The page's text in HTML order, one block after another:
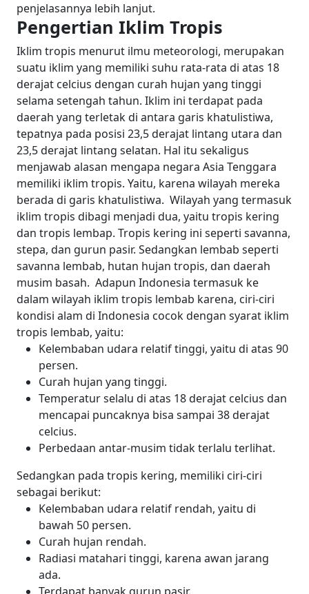
penjelasannya lebih lanjut.
Pengertian Iklim Tropis
Iklim tropis menurut ilmu meteorologi, merupakan
suatu iklim yang memiliki suhu rata-rata di atas 18
derajat celcius dengan curah hujan yang tinggi
selama setengah tahun. Iklim ini terdapat pada
daerah yang terletak di antara garis khatulistiwa,
tepatnya pada posisi 23,5 derajat lintang utara dan
23,5 derajat lintang selatan. Hal itu sekaligus
menjawab alasan mengapa negara Asia Tenggara
memiliki iklim tropis. Yaitu, karena wilayah mereka
berada di garis khatulistiwa. Wilayah yang termasuk
iklim tropis dibagi menjadi dua, yaitu tropis kering
dan tropis lembap. Tropis kering ini seperti savanna,
stepa, dan gurun pasir. Sedangkan lembab seperti
savanna lembab, hutan hujan tropis, dan daerah
musim basah. Adapun Indonesia termasuk ke
dalam wilayah iklim tropis lembab karena, ciri-ciri
kondisi alam di Indonesia cocok dengan syarat iklim
tropis lembab, yaitu:
Kelembaban udara relatif tinggi, yaitu di atas 90
persen.
Curah hujan yang tinggi.
Temperatur selalu di atas 18 derajat celcius dan
mencapai puncaknya bisa sampai 38 derajat
celcius.
Perbedaan antar-musim tidak terlalu terlihat.
Sedangkan pada tropis kering, memiliki ciri-ciri
sebagai berikut:
Kelembaban udara relatif rendah, yaitu di
bawah 50 persen.
Curah hujan rendah.
Radiasi matahari tinggi, karena awan jarang
ada.